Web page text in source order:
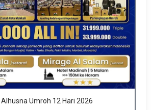
Umroh 12 Hari 2026